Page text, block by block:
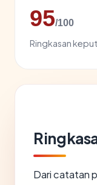
95/100
Ringkasan
Dari catatan